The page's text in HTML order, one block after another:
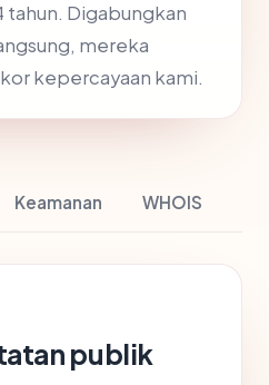
Digabungkan
mereka
kepercayaan kami.
Keamanan WHOIS
publik